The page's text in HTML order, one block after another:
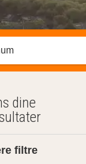
destination ...
dine
filtre